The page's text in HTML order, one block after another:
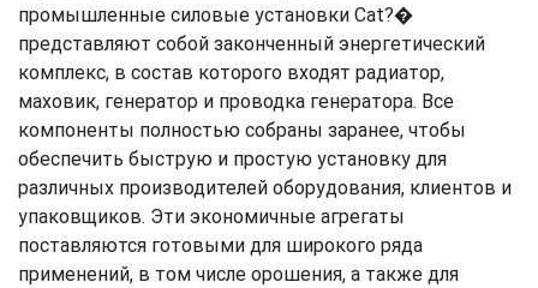
промышленные силовые установки Cat?�
представляют собой законченный энергетический
комплекс, в состав которого входят радиатор,
маховик, генератор и проводка генератора. Все
компоненты полностью собраны заранее, чтобы
обеспечить быструю и простую установку для
различных производителей оборудования, клиентов и
упаковщиков. Эти экономичные агрегаты
поставляются готовыми для широкого ряда
применений, в том числе орошения, а также для